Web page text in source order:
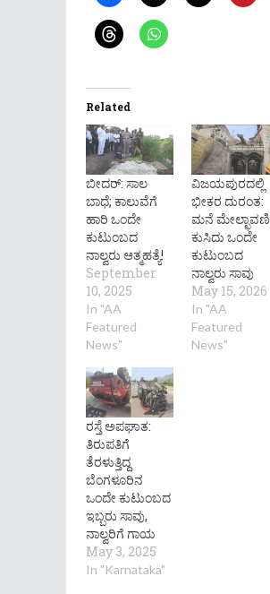
Related
ಬೀದರ್: ಸಾಲ
ಬಾಧೆ; ಕಾಲುವೆಗೆ
ಹಾರಿ ಒಂದೇ
ಕುಟುಂಬದ
ನಾಲ್ವರು ಆತ್ಮಹತ್ಯೆ!
September
10, 2025
In "AA
Featured
News"
ವಿಜಯಪುರದಲ್ಲಿ
ಭೀಕರ ದುರಂತ:
ಮನೆ ಮೇಲ್ಛಾವಣಿ
ಕುಸಿದು ಒಂದೇ
ಕುಟುಂಬದ
ನಾಲ್ವರು ಸಾವು
May 15, 2026
In "AA
Featured
News"
ರಸ್ತೆ ಅಪಘಾತ:
ತಿರುಪತಿಗೆ
ತೆರಳುತ್ತಿದ್ದ
ಬೆಂಗಳೂರಿನ
ಒಂದೇ ಕುಟುಂಬದ
ಇಬ್ಬರು ಸಾವು,
ನಾಲ್ವರಿಗೆ ಗಾಯ
May 3, 2025
In "Karnataka"